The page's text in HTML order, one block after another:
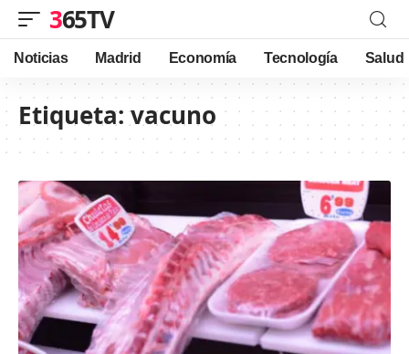
365TV
Noticias Madrid Economía Tecnología Salud
Etiqueta:vacuno